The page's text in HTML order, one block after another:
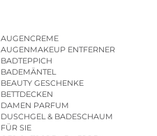
AUGENCREME
AUGENMAKEUP ENTFERNER
BADTEPPICH
BADEMÄNTEL
BEAUTY GESCHENKE
BETTDECKEN
DAMEN PARFUM
DUSCHGEL & BADESCHAUM
FÜR SIE